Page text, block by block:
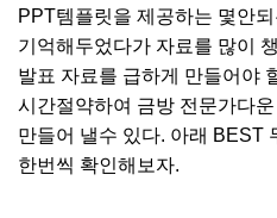
PPT템플릿을 제공하는 몇안
기억해두었다가 자료를 많이
발표 자료를 급하게 만들어야
시간절약하여 금방 전문가다
만들어 낼수 있다. 아래 BEST
한번씩 확인해보자.